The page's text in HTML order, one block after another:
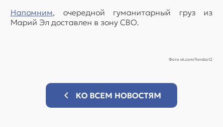
Напомним, очередной гуманитарный груз из
Марий Эл доставлен в зону СВО.
Фото vk.com/fondzo12
КО ВСЕМ НОВОСТЯМ